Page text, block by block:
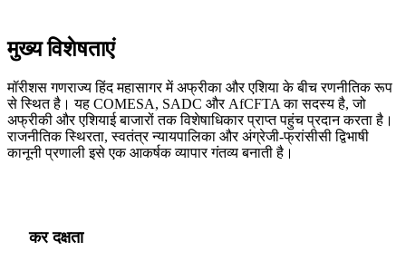
मुख्य विशेषताएं
मॉरीशस गणराज्य हिंद महासागर में अफ्रीका और एशिया के बीच रणनीतिक रूप
से स्थित है। यह COMESA, SADC और AfCFTA का सदस्य है, जो
अफ्रीकी और एशियाई बाजारों तक विशेषाधिकार प्राप्त पहुंच प्रदान करता है।
राजनीतिक स्थिरता, स्वतंत्र न्यायपालिका और अंग्रेजी-फ्रांसीसी द्विभाषी
कानूनी प्रणाली इसे एक आकर्षक व्यापार गंतव्य बनाती है।
कर दक्षता